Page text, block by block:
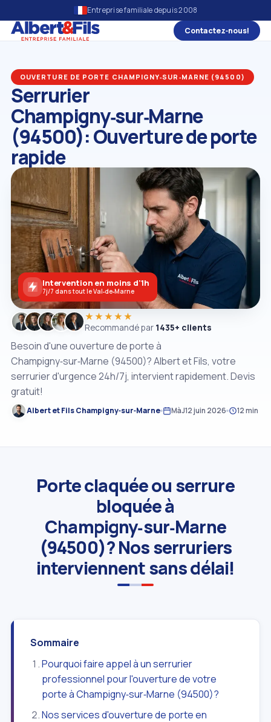
Entreprise familiale depuis 2008
Contactez‑nous!
OUVERTURE DE PORTE CHAMPIGNY‑SUR‑MARNE (94500)
Serrurier
Champigny‑sur‑Marne
(94500): Ouverture de porte
rapide
Besoin d'une ouverture de porte à
Champigny‑sur‑Marne (94500)? Albert et Fils, votre
serrurier d'urgence 24h/7j, intervient rapidement. Devis
gratuit!
Albert et Fils Champigny‑sur‑Marne MàJ12 juin 2026 12 min
★★★★★
Recommandé par 1435+ clients
Intervention en moins d'1h
7j/7 dans tout le Val‑de‑Marne
Porte claquée ou serrure
bloquée à
Champigny‑sur‑Marne
(94500)? Nos serruriers
interviennent sans délai!
Sommaire
Pourquoi faire appel à un serrurier
professionnel pour l'ouverture de votre
porte à Champigny‑sur‑Marne (94500)?
Nos services d'ouverture de porte en